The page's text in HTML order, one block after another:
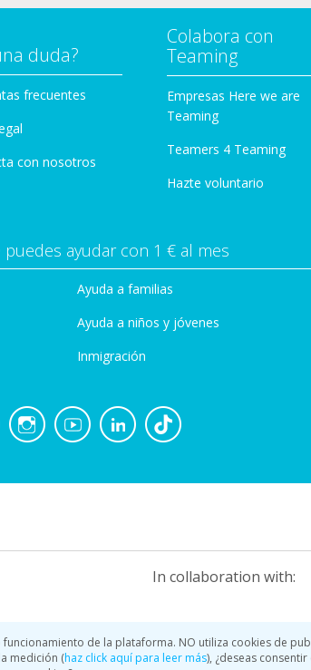
de la plataforma. NO utiliza cookies de
medición (haz click aquí para leer más), ¿deseas consentir
duda?
frecuentes
con nosotros
Colabora con
Teaming
Empresas Here we are
Teaming
Teamers 4 Teaming
Hazte voluntario
ayudar con 1 € al mes
Ayuda a familias
Ayuda a niños y jóvenes
Inmigración
In collaboration with: